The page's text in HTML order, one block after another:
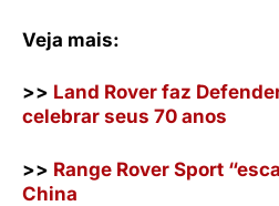
Veja mais:
>> Land Rover faz
celebrar seus 70 anos
>> Range Rover Sport
China